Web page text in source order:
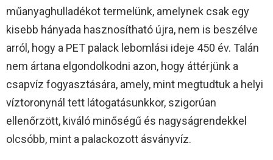
műanyaghulladékot termelünk, amelynek csak egy
kisebb hányada hasznosítható újra, nem is beszélve
arról, hogy a PET palack lebomlási ideje 450 év. Talán
nem ártana elgondolkodni azon, hogy áttérjünk a
csapvíz fogyasztására, amely, mint megtudtuk a helyi
víztoronynál tett látogatásunkkor, szigorúan
ellenőrzött, kiváló minőségű és nagyságrendekkel
olcsóbb, mint a palackozott ásványvíz.